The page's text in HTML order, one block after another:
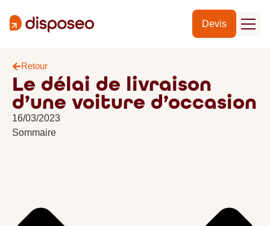
Devis
Retour
Le délai de livraison
d’une voiture d’occasion
16/03/2023
Sommaire